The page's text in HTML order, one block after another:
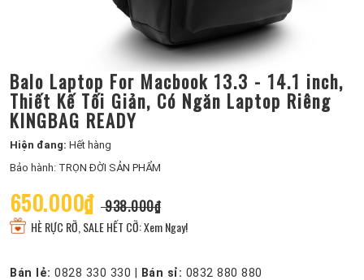
Balo Laptop For Macbook 13.3 - 14.1 inch,
Thiết Kế Tối Giản, Có Ngăn Laptop Riêng
KINGBAG READY
Hiện đang: Hết hàng
Bảo hành: TRỌN ĐỜI SẢN PHẨM
650.000₫ 938.000₫
HÈ RỰC RỠ, SALE HẾT CỠ: Xem Ngay!
Bán lẻ: 0828 330 330 Bán sỉ: 0832 880 880